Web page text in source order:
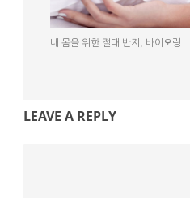
내 몸을 위한 절대 반지, 바이오링
LEAVE A REPLY